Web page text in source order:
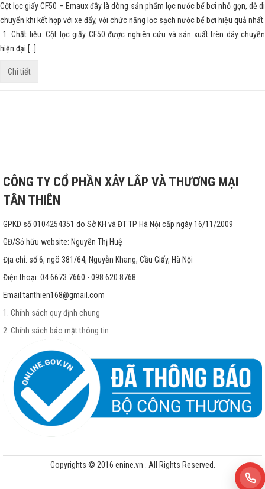
Cột lọc giấy CF50 – Emaux đây là dòng sản phẩm lọc nước bể bơi nhỏ gọn, dễ di
chuyển khi kết hợp với xe đẩy, với chức năng lọc sạch nước bể bơi hiệu quả nhất.
1. Chất liệu: Cột lọc giấy CF50 được nghiên cứu và sản xuất trên dây chuyền
hiện đại […]
Chi tiết
CÔNG TY CỔ PHẦN XÂY LẮP VÀ THƯƠNG MẠI
TÂN THIÊN
GPKD số 0104254351 do Sở KH và ĐT TP Hà Nội cấp ngày 16/11/2009
GĐ/Sở hữu website: Nguyễn Thị Huệ
Địa chỉ: số 6, ngõ 381/64, Nguyễn Khang, Cầu Giấy, Hà Nội
Điện thoại: 04 6673 7660 - 098 620 8768
Email:tanthien168@gmail.com
1. Chính sách quy định chung
2. Chính sách bảo mật thông tin
Copyrights © 2016 enine.vn . All Rights Reserved.